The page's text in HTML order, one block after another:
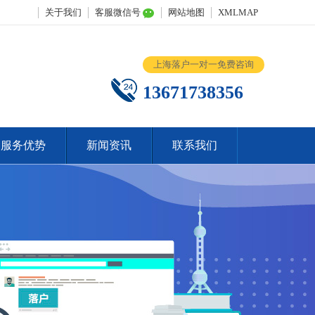
关于我们 客服微信号 网站地图 XMLMAP
上海落户一对一免费咨询
13671738356
服务优势 新闻资讯 联系我们